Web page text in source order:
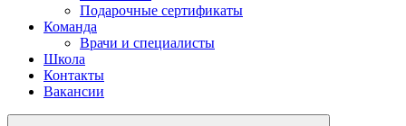
Подарочные сертификаты
Команда
Врачи и специалисты
Школа
Контакты
Вакансии